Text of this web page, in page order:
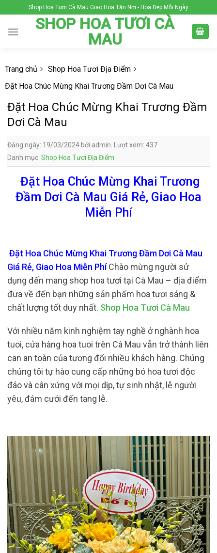
to
content
Shop Hoa Tươi Cà Mau Giao Hoa Tận Nơi - Hoa Đẹp Mỗi Ngày
SHOP HOA TƯƠI CÀ
MAU
Trang chủ
Shop Hoa Tươi Địa Điểm
Đặt Hoa Chúc Mừng Khai Trương Đầm Dơi Cà Mau
Đặt Hoa Chúc Mừng Khai Trương Đầm
Dơi Cà Mau
Đăng ngày: 19/03/2024 bởi admin. Lượt xem: 437
Danh mục: Shop Hoa Tươi Địa Điểm
Đặt Hoa Chúc Mừng Khai Trương
Đầm Dơi Cà Mau Giá Rẻ, Giao Hoa
Miễn Phí
Đặt Hoa Chúc Mừng Khai Trương Đầm Dơi Cà Mau
Giá Rẻ, Giao Hoa Miễn PhíChào mừng người sử
dụng đến mang shop hoa tươi tại Cà Mau – địa điểm
đưa về đến bạn những sản phẩm hoa tươi sáng &
chất lượng tốt duy nhất. Shop Hoa Tươi Cà Mau
Với nhiều năm kinh nghiệm tay nghề ở nghành hoa
tuoi, cửa hàng hoa tuoi trên Cà Mau vẫn trở thành liên
can an toàn của tương đối nhiều khách hàng. Chúng
chúng tôi tự hào cung cấp những bó hoa tươi độc
đáo và cân xứng với mọi dịp, tự sinh nhật, lễ người
yêu, đám cưới đến tang lễ.